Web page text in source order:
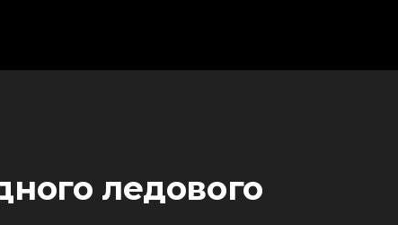
ледового